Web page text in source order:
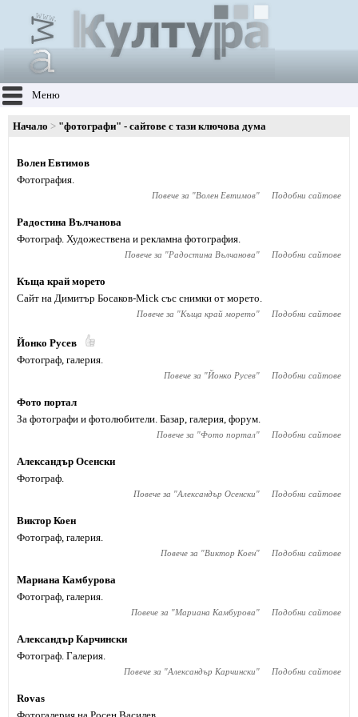
Меню
Начало "фотографи" - сайтове с тази ключова дума
Волен Евтимов
Фотография.
Повече за "Волен Евтимов" Подобни сайтове
Радостина Вълчанова
Фотограф. Художествена и рекламна фотография.
Повече за "Радостина Вълчанова" Подобни сайтове
Къща край морето
Сайт на Димитър Босаков-Mick със снимки от морето.
Повече за "Къща край морето" Подобни сайтове
Йонко Русев
Фотограф, галерия.
Повече за "Йонко Русев" Подобни сайтове
Фото портал
За фотографи и фотолюбители. Базар, галерия, форум.
Повече за "Фото портал" Подобни сайтове
Александър Осенски
Фотограф.
Повече за "Александър Осенски" Подобни сайтове
Виктор Коен
Фотограф, галерия.
Повече за "Виктор Коен" Подобни сайтове
Мариана Камбурова
Фотограф, галерия.
Повече за "Мариана Камбурова" Подобни сайтове
Александър Карчински
Фотограф. Галерия.
Повече за "Александър Карчински" Подобни сайтове
Rovas